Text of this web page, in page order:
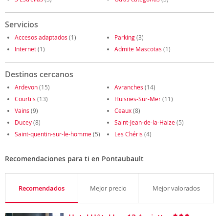
Servicios
Accesos adaptados (1) Parking(3)
Internet(1) Admite Mascotas (1)
Destinos cercanos
Ardevon(15) Avranches (14)
Courtils (13) Huisnes-Sur-Mer(11)
Vains (9) Ceaux(8)
Ducey(8) Saint-Jean-de-la-Haize(5)
Saint-quentin-sur-le-homme(5) Les Chéris (4)
Recomendaciones para ti en Pontaubault
Recomendados Mejor precio Mejor valorados